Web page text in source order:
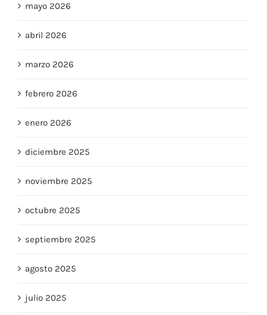
mayo 2026
abril 2026
marzo 2026
febrero 2026
enero 2026
diciembre 2025
noviembre 2025
octubre 2025
septiembre 2025
agosto 2025
julio 2025